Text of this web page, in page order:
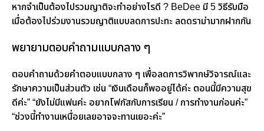
หากจำเป็นต้องไปรวมญาติจะทำอย่างไรดี ? BeDee มี 5 วิธีรับมือ
เมื่อต้องไปร่วมงานรวมญาติแบบลดการปะทะ ลดดราม่ามากฝากกัน
พยายามตอบคำถามแบบกลาง ๆ
ตอบคำถามด้วยคำตอบแบบกลาง ๆ เพื่อลดการวิพากษ์วิจารณ์และ
รักษาความเป็นส่วนตัว เช่น “เงินเดือนก็พออยู่ได้ค่ะ ตอนนี้มีความสุข
ดีค่ะ” “ยังไม่มีแฟนค่ะ อยากโฟกัสกับการเรียน / การทำงานก่อนค่ะ”
“ช่วงนี้ทำงานเหนื่อยเลยอาจจะทานเยอะค่ะ”